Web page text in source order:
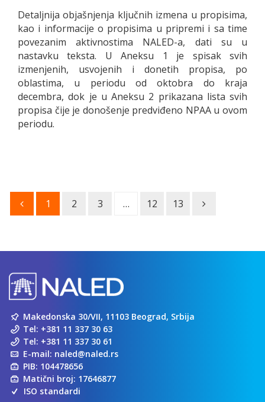
Detaljnija objašnjenja ključnih izmena u propisima,
kao i informacije o propisima u pripremi i sa time
povezanim aktivnostima NALED-a, dati su u
nastavku teksta. U Aneksu 1 je spisak svih
izmenjenih, usvojenih i donetih propisa, po
oblastima, u periodu od oktobra do kraja
decembra, dok je u Aneksu 2 prikazana lista svih
propisa čije je donošenje predviđeno NPAA u ovom
periodu.
1 2 3 … 12 13
Makedonska 30/VII, 11103 Beograd, Srbija
Tel: +381 11 337 30 63
Tel: +381 11 337 30 61
E-mail: naled@naled.rs
PIB: 104478656
Matični broj: 17646877
ISO standardi